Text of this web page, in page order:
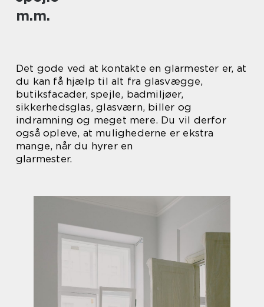
m.m.
Det gode ved at kontakte en glarmester er, at
du kan få hjælp til alt fra glasvægge,
butiksfacader, spejle, badmiljøer,
sikkerhedsglas, glasværn, biller og
indramning og meget mere. Du vil derfor
også opleve, at mulighederne er ekstra
mange, når du hyrer en
glarmester.